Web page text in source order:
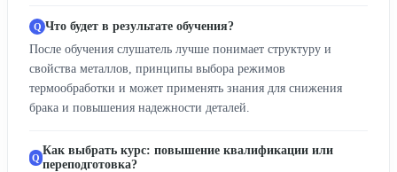
Что будет в результате обучения?
После обучения слушатель лучше понимает структуру и
свойства металлов, принципы выбора режимов
термообработки и может применять знания для снижения
брака и повышения надежности деталей.
Как выбрать курс: повышение квалификации или
переподготовка?